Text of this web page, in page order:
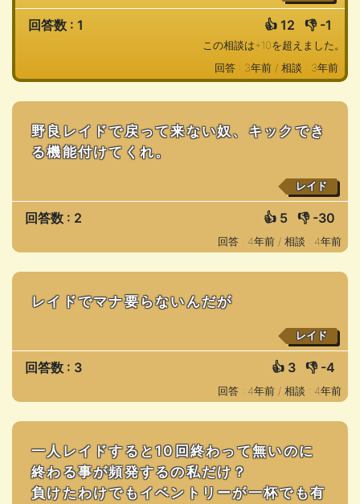
回答数 : 1 👍 12 👎 -1
この相談は+10を超えました。
回答 : 3年前 / 相談 : 3年前
野良レイドで戻って来ない奴、キックでき
る機能付けてくれ。
レイド
回答数 : 2 👍 5 👎 -30
回答 : 4年前 / 相談 : 4年前
レイドでマナ要らないんだが
レイド
回答数 : 3 👍 3 👎 -4
回答 : 4年前 / 相談 : 4年前
一人レイドすると10回終わって無いのに
終わる事が頻発するの私だけ？
負けたわけでもイベントリーが一杯でも有